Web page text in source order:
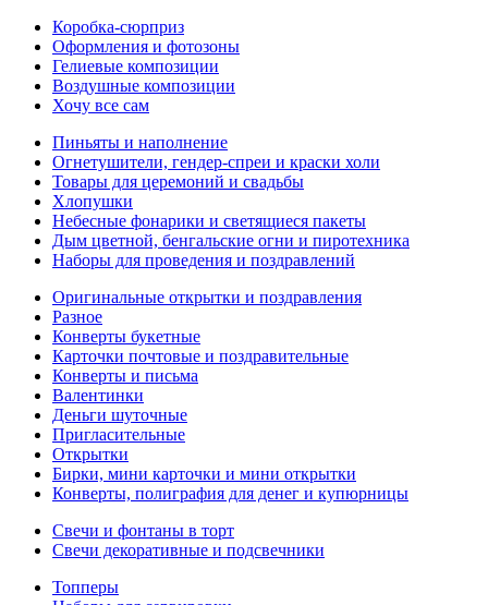
Коробка-сюрприз
Оформления и фотозоны
Гелиевые композиции
Воздушные композиции
Хочу все сам
Пиньяты и наполнение
Огнетушители, гендер-спреи и краски холи
Товары для церемоний и свадьбы
Хлопушки
Небесные фонарики и светящиеся пакеты
Дым цветной, бенгальские огни и пиротехника
Наборы для проведения и поздравлений
Оригинальные открытки и поздравления
Разное
Конверты букетные
Карточки почтовые и поздравительные
Конверты и письма
Валентинки
Деньги шуточные
Пригласительные
Открытки
Бирки, мини карточки и мини открытки
Конверты, полиграфия для денег и купюрницы
Свечи и фонтаны в торт
Свечи декоративные и подсвечники
Топперы